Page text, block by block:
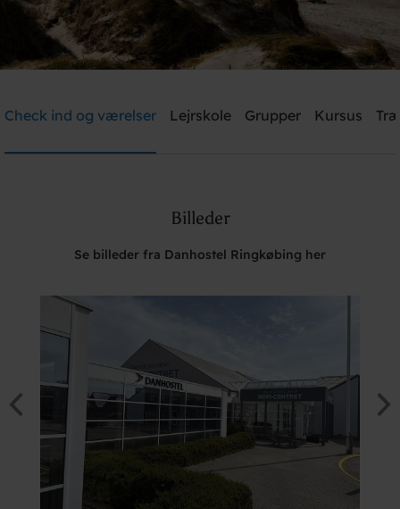
Brug for hjælp? Ring+45 9732 2455
Check ind og værelser Lejrskole Grupper Kursus
Billeder
Se billeder fra Danhostel Ringkøbing her